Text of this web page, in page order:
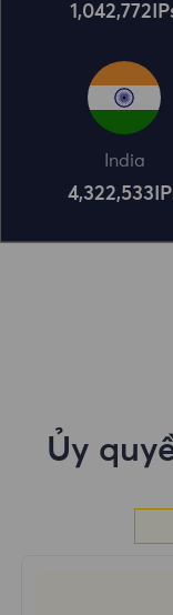
1,042,773
India
4,322,534
Ủy